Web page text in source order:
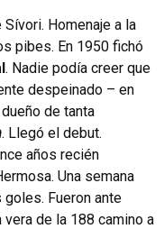
Homenaje a la
pibes. En 1950 fichó
. Nadie podía creer que
despeinado – en
de tanta
. Llegó el debut.
años recién
Una semana
Fueron ante
vera de la 188 camino a